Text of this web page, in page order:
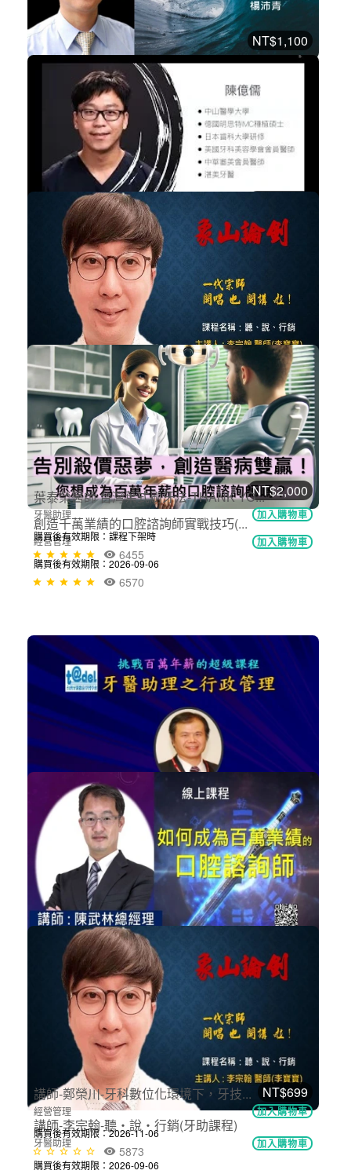
購買後有效期限：2026-11-06
9013
NT$1,100
講師-楊沛青-人工植牙臨床實務
加入購物車
購買後有效期限：2026-11-06
7263
陳億儒醫師-數位美學修復流程(線上...
美容牙科
購買後有效期限：2026-09-06
6933
NT$600
講師-李宗翰-聽‧說‧行銷(牙助課程)
牙醫助理 加入購物車
購買後有效期限：2026-09-06
6847
NT$2,000
創造千萬業績的口腔諮詢師實戰技巧(...
經營管理 加入購物車
購買後有效期限：2026-09-06
6570
葉泰榮醫師 台灣葉式刷牙法-THANK YO...
牙醫助理 加入購物車
購買後有效期限：課程下架時
6455
NT$399
2023最新版-牙醫助理之行政管理(必修)
牙醫助理 加入購物車
購買後有效期限：課程下架時
6352
陳武林-如何成為百萬業績的口腔諮詢...
牙醫助理
購買後有效期限：2026-09-06
6261
NT$699
講師-李宗翰-聽‧說‧行銷(牙助課程)
牙醫助理 加入購物車
購買後有效期限：2026-09-06
NT$1,100
講師-鄭榮川-牙科數位化環境下，牙技...
經營管理 加入購物車
購買後有效期限：2026-11-06
5873